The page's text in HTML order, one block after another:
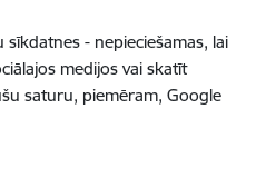
- nepieciešamas, lai
medijos vai skatīt
saturu, piemēram, Google